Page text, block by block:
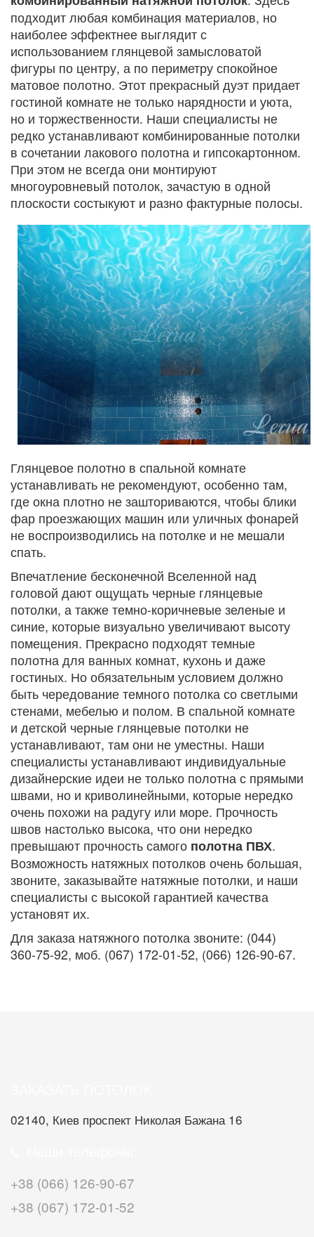
подходит любая комбинация материалов, но
наиболее эффектнее выглядит с
использованием глянцевой замысловатой
фигуры по центру, а по периметру спокойное
матовое полотно. Этот прекрасный дуэт придает
гостиной комнате не только нарядности и уюта,
но и торжественности. Наши специалисты не
редко устанавливают комбинированные потолки
в сочетании лакового полотна и гипсокартонном.
При этом не всегда они монтируют
многоуровневый потолок, зачастую в одной
плоскости состыкуют и разно фактурные полосы.
Глянцевое полотно в спальной комнате
устанавливать не рекомендуют, особенно там,
где окна плотно не зашториваются, чтобы блики
фар проезжающих машин или уличных фонарей
не воспроизводились на потолке и не мешали
спать.
Впечатление бесконечной Вселенной над
головой дают ощущать черные глянцевые
потолки, а также темно-коричневые зеленые и
синие, которые визуально увеличивают высоту
помещения. Прекрасно подходят темные
полотна для ванных комнат, кухонь и даже
гостиных. Но обязательным условием должно
быть чередование темного потолка со светлыми
стенами, мебелью и полом. В спальной комнате
и детской черные глянцевые потолки не
устанавливают, там они не уместны. Наши
специалисты устанавливают индивидуальные
дизайнерские идеи не только полотна с прямыми
швами, но и криволинейными, которые нередко
очень похожи на радугу или море. Прочность
швов настолько высока, что они нередко
превышают прочность самого полотна ПВХ.
Возможность натяжных потолков очень большая,
звоните, заказывайте натяжные потолки, и наши
специалисты с высокой гарантией качества
установят их.
Для заказа натяжного потолка звоните: (044)
360-75-92, моб. (067) 172-01-52, (066) 126-90-67.
02140, Киев проспект Николая Бажана 16
+38 (066) 126-90-67
+38 (067) 172-01-52